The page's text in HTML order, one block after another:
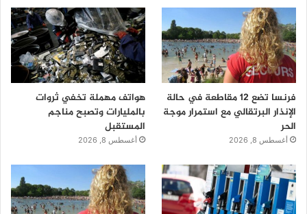
فرنسا تضع 12 مقاطعة في حالة
الإنذار البرتقالي مع استمرار موجة
الحر
أغسطس 8, 2026
هواتف مهملة تخفي ثروات
بالمليارات وتصبح مناجم
المستقبل
أغسطس 8, 2026